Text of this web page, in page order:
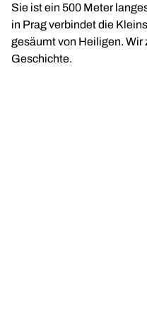
Sie ist ein 500 Meter
in Prag verbindet die
gesäumt von Heiligen.
Geschichte.